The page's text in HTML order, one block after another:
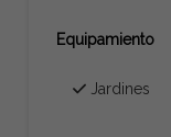
Equipamiento
Jardines